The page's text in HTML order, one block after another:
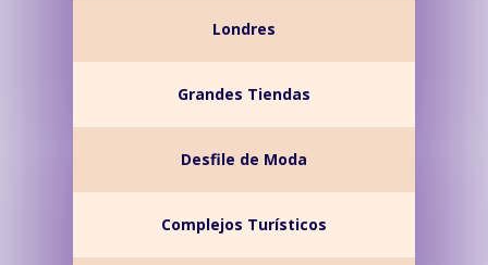
Londres
Grandes Tiendas
Desfile de Moda
Complejos Turísticos